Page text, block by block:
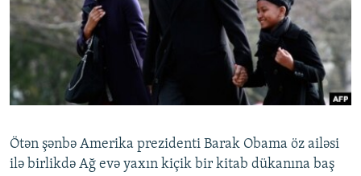
FOTOQALEREYA
İNFOQRAFIKA
KARIKATURA
OXU ZALI
AZƏRBAYCAN ƏDƏBIYYATI KITABXANASI
İSLAM VƏ DEMOKRATIYA
İZ - MƏDƏNIYYƏT PROQRAMI
HAQQIMIZDA
MISSIYAMIZ
PEŞƏ ETIKASI VƏ JURNALISTIKA STANDARTLARIMIZ
MATERIALLARIMIZDAN ISTIFADƏ
BIZIMLƏ ƏLAQƏ
BIZI IZLƏ
Ötən şənbə Amerika prezidenti Barak Obama öz ailəsi
ilə birlikdə Ağ evə yaxın kiçik bir kitab dükanına baş